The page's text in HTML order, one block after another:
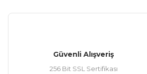
Güvenli Alışveriş
256 Bit SSL Sertifikası